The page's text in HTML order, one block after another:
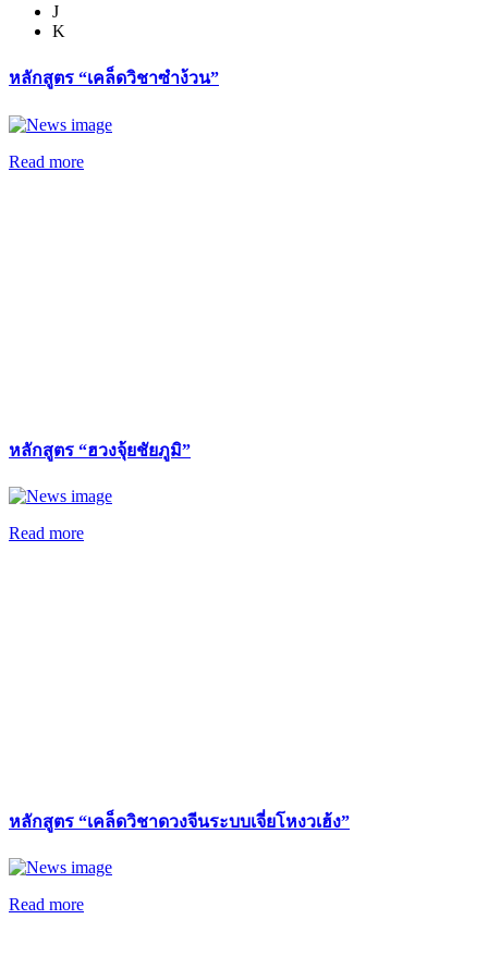
J
K
หลักสูตร “เคล็ดวิชาซำง้วน”
Read more
หลักสูตร “ฮวงจุ้ยชัยภูมิ”
Read more
หลักสูตร “เคล็ดวิชาดวงจีนระบบเจี่ยโหงวเฮ้ง”
Read more